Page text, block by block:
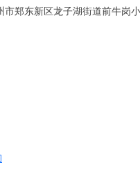
郑东新区龙子湖街道前牛岗